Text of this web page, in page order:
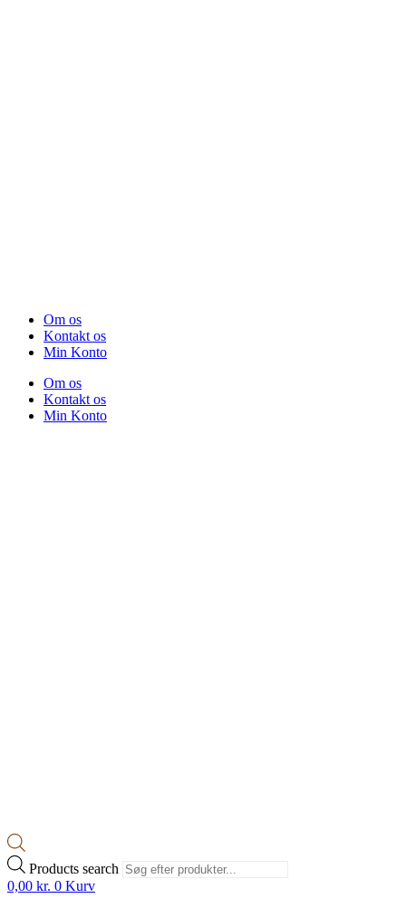
Om os
Kontakt os
Min Konto
Om os
Kontakt os
Min Konto
Products search
0,00 kr. 0 Kurv